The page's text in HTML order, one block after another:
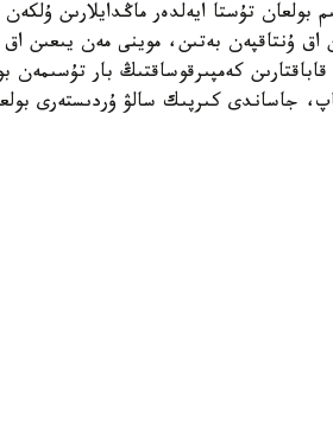
1 پاتشايىم بولعان تۇستا ايەلدەر
كەمپىرقوساقتىڭ بار
جاساندى كىرپىك سالۋ ۇردىستەرى